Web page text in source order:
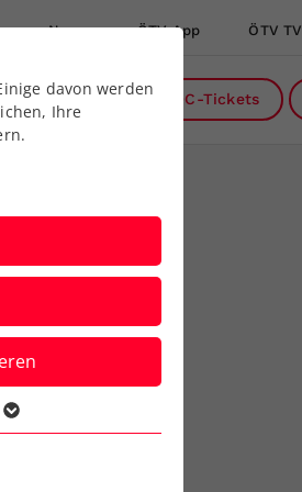
News ÖTV App ÖTV TV
Kreise DC-Tickets
hält
davon werden
Ihre
der
Webseite